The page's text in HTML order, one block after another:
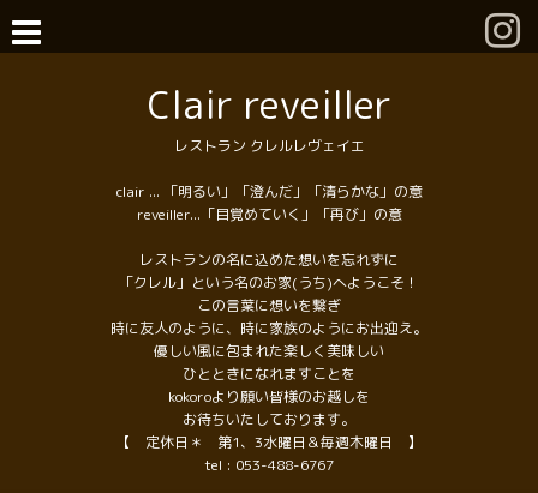
Clair reveiller
レストラン クレルレヴェイエ
clair ... 「明るい」「澄んだ」「清らかな」の意
reveiller...「目覚めていく」「再び」の意
レストランの名に込めた想いを忘れずに
「クレル」という名のお家(うち)へようこそ！
この言葉に想いを繋ぎ
時に友人のように、時に家族のようにお出迎え。
優しい風に包まれた楽しく美味しい
ひとときになれますことを
kokoroより願い皆様のお越しを
お待ちいたしております。
【 定休日＊ 第1、3水曜日＆毎週木曜日 】
tel : 053-488-6767